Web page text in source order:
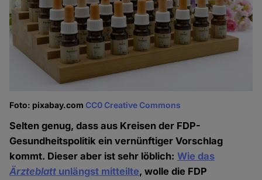
Foto: pixabay.comCC0 Creative Commons
Selten genug, dass aus Kreisen der FDP-
Gesundheitspolitik ein vernünftiger Vorschlag
kommt. Dieser aber ist sehr löblich:Wie das
Ärzteblatt unlängst mitteilte, wolle die FDP